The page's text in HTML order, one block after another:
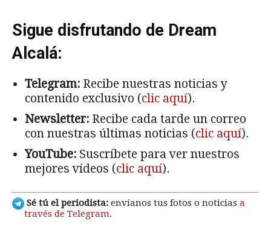
Sigue disfrutando de Dream
Alcalá:
Telegram: Recibe nuestras noticias y
contenido exclusivo (clic aquí).
Newsletter: Recibe cada tarde un correo
con nuestras últimas noticias (clic aquí).
YouTube: Suscríbete para ver nuestros
mejores vídeos (clic aquí).
Sé tú el periodista: envíanos tus fotos o noticias a
través de Telegram.